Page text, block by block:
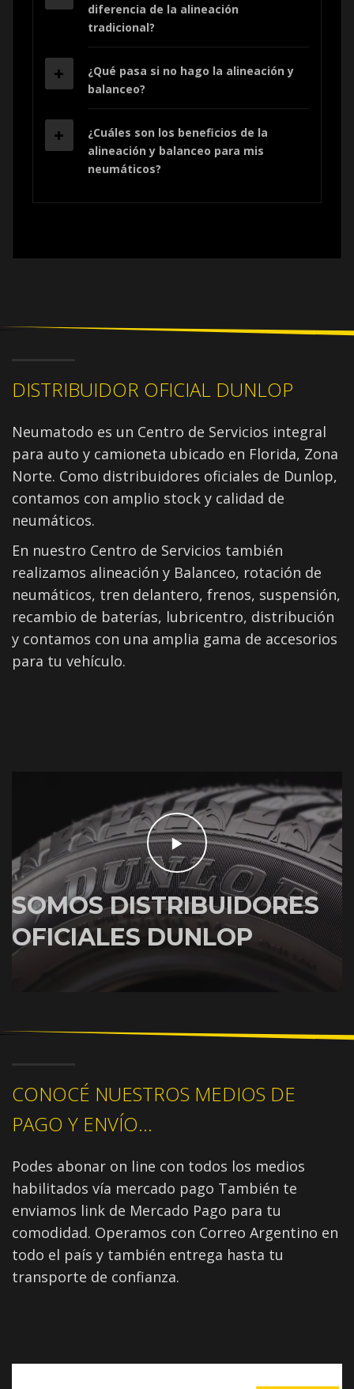
diferencia de la alineación
tradicional?
¿Qué pasa si no hago la alineación y
balanceo?
¿Cuáles son los beneficios de la
alineación y balanceo para mis
neumáticos?
DISTRIBUIDOR OFICIAL DUNLOP
Neumatodo es un Centro de Servicios integral
para auto y camioneta ubicado en Florida, Zona
Norte. Como distribuidores oficiales de Dunlop,
contamos con amplio stock y calidad de
neumáticos.
En nuestro Centro de Servicios también
realizamos alineación y Balanceo, rotación de
neumáticos, tren delantero, frenos, suspensión,
recambio de baterías, lubricentro, distribución
y contamos con una amplia gama de accesorios
para tu vehículo.
SOMOS DISTRIBUIDORES
OFICIALES DUNLOP
CONOCÉ NUESTROS MEDIOS DE
PAGO Y ENVÍO...
Podes abonar on line con todos los medios
habilitados vía mercado pago También te
enviamos link de Mercado Pago para tu
comodidad. Operamos con Correo Argentino en
todo el país y también entrega hasta tu
transporte de confianza.